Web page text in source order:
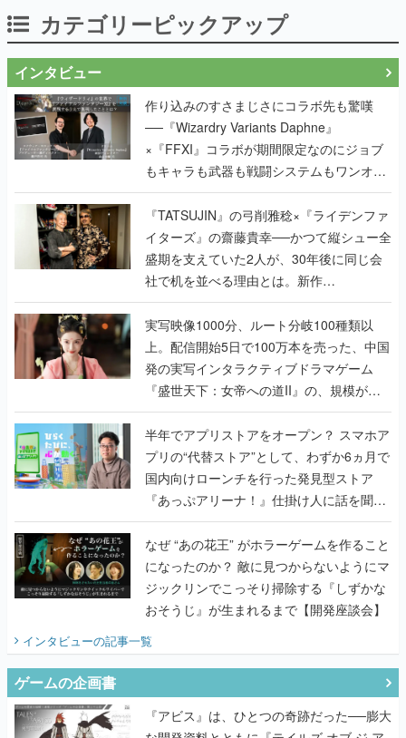
カテゴリーピックアップ
インタビュー
作り込みのすさまじさにコラボ先も驚嘆
──『Wizardry Variants Daphne』
×『FFXI』コラボが期間限定なのにジョブ
もキャラも武器も戦闘システムもワンオフ
で作り込まれた理由を両ディレクターに聞
く
『TATSUJIN』の弓削雅稔×『ライデンファ
イターズ』の齋藤貴幸──かつて縦シュー全
盛期を支えていた2人が、30年後に同じ会
社で机を並べる理由とは。新作
『TATSUJIN EXTREME』で初タッグを組
んだレジェンド2人に訊く開発秘話
実写映像1000分、ルート分岐100種類以
上。配信開始5日で100万本を売った、中国
発の実写インタラクティブドラマゲーム
『盛世天下：女帝への道II』の、規模が違
うこだわりをプロデューサーに聞いた
半年でアプリストアをオープン？ スマホア
プリの“代替ストア”として、わずか6ヵ月で
国内向けローンチを行った発見型ストア
『あっぷアリーナ！』仕掛け人に話を聞い
てみた
なぜ “あの花王” がホラーゲームを作ること
になったのか？ 敵に見つからないようにマ
ジックリンでこっそり掃除する『しずかな
おそうじ』が生まれるまで【開発座談会】
インタビューの記事一覧
ゲームの企画書
『アビス』は、ひとつの奇跡だった──膨大